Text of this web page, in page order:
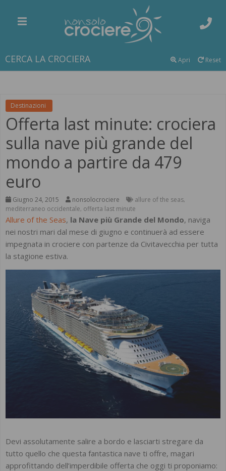
CERCA LA CROCIERA Reset
Apri
Destinazioni
Offerta last minute: crociera
sulla nave più grande del
mondo a partire da 479
euro
Giugno 24, 2015 nonsolocrociere allure of the seas,
mediterraneo occidentale, offerta last minute
Allure of the Seas, la Nave più Grande del Mondo, naviga
nei nostri mari dal mese di giugno e continuerà ad essere
impegnata in crociere con partenze da Civitavecchia per tutta
la stagione estiva.
Devi assolutamente salire a bordo e lasciarti stregare da
tutto quello che questa fantastica nave ti offre, magari
approfittando dell’imperdibile offerta che oggi ti proponiamo: